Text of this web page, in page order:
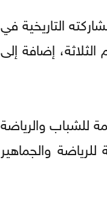
التاريخية في
إضافة إلى
للشباب والرياضة
والجماهير